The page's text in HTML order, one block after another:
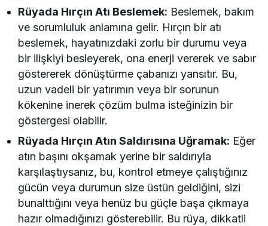
Rüyada Hırçın Atı Beslemek: Beslemek, bakım
ve sorumluluk anlamına gelir. Hırçın bir atı
beslemek, hayatınızdaki zorlu bir durumu veya
bir ilişkiyi besleyerek, ona enerji vererek ve sabır
göstererek dönüştürme çabanızı yansıtır. Bu,
uzun vadeli bir yatırımın veya bir sorunun
kökenine inerek çözüm bulma isteğinizin bir
göstergesi olabilir.
Rüyada Hırçın Atın Saldırısına Uğramak: Eğer
atın başını okşamak yerine bir saldırıyla
karşılaştıysanız, bu, kontrol etmeye çalıştığınız
gücün veya durumun size üstün geldiğini, sizi
bunalttığını veya henüz bu güçle başa çıkmaya
hazır olmadığınızı gösterebilir. Bu rüya, dikkatli